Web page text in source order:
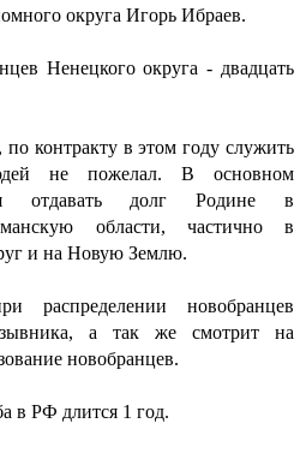
округа Игорь Ибраев.
Ненецкого округа - двадцать
контракту в этом году служить
не пожелал. В основном
отдавать долг Родине в
области, частично в
и на Новую Землю.
распределении новобранцев
а так же смотрит на
новобранцев.
в РФ длится 1 год.